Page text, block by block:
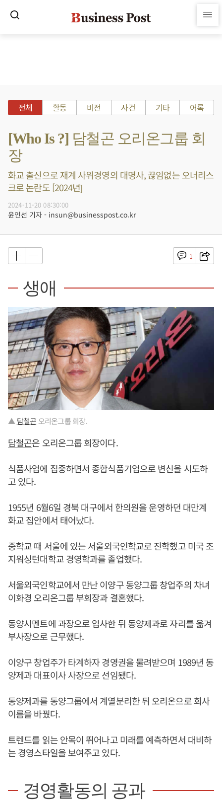
전체 활동 비전 사건 기타 어록
[Who Is ?] 담철곤 오리온그룹 회
장
화교 출신으로 재계 사위경영의 대명사, 끊임없는 오너리스
크로 논란도 [2024년]
2024-11-20 08:30:00
윤인선 기자 - insun@businesspost.co.kr
1
생애
▲ 담철곤 오리온그룹 회장.
담철곤은 오리온그룹 회장이다.
식품사업에 집중하면서 종합식품기업으로 변신을 시도하
고 있다.
1955년 6월6일 경북 대구에서 한의원을 운영하던 대만계
화교 집안에서 태어났다.
중학교 때 서울에 있는 서울외국인학교로 진학했고 미국 조
지워싱턴대학교 경영학과를 졸업했다.
서울외국인학교에서 만난 이양구 동양그룹 창업주의 차녀
이화경 오리온그룹 부회장과 결혼했다.
동양시멘트에 과장으로 입사한 뒤 동양제과로 자리를 옮겨
부사장으로 근무했다.
이양구 창업주가 타계하자 경영권을 물려받으며 1989년 동
양제과 대표이사 사장으로 선임됐다.
동양제과를 동양그룹에서 계열분리한 뒤 오리온으로 회사
이름을 바꿨다.
트렌드를 읽는 안목이 뛰어나고 미래를 예측하면서 대비하
는 경영스타일을 보여주고 있다.
경영활동의 공과